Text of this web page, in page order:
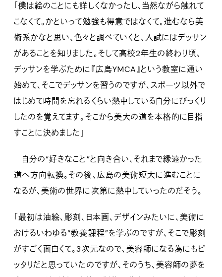
「僕は絵のことにも詳しくなかったし、当然ながら触れて
こなくて。かといって勉強も得意ではなくて。進むなら美
術系かなと思い、色々と調べていくと、入試にはデッサン
があることを知りました。そして高校2年生の終わり頃、
デッサンを学ぶために『広島YMCA』という教室に通い
始めて、そこでデッサンを習うのですが、スポーツ以外で
はじめて時間を忘れるくらい熱中している自分にびっくり
したのを覚えてます。そこから美大の道を本格的に目指
すことに決めました」
自分の“好きなこと”と向き合い、それまで縁遠かった
道へ方向転換。その後、広島の美術短大に進むことに
なるが、美術の世界に次第に熱中していったのだそう。
「最初は油絵、彫刻、日本画、デザインみたいに、美術に
おけるいわゆる“教養課程”を学ぶのですが、そこで彫刻
がすごく面白くて。3次元なので、美容師になる為にもピ
ッタリだと思っていたのですが、そのうち、美容師の夢を